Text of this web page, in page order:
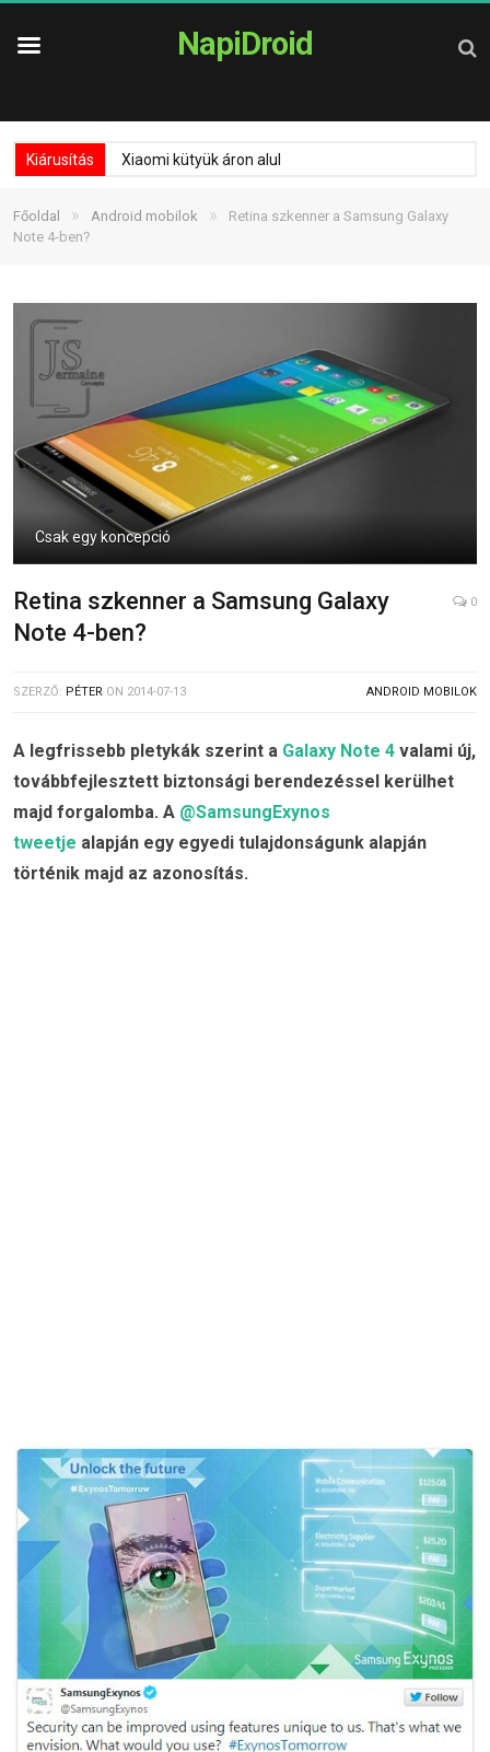
NapiDroid
Kiárusítás Xiaomi kütyük áron alul
Főoldal » Android mobilok »
Retina szkenner a Samsung Galaxy
Note 4-ben?
Csak egy koncepció
Retina szkenner a Samsung Galaxy
Note 4-ben?
0
SZERZŐ: PÉTER ON 2014-07-13 ANDROID MOBILOK
A legfrissebb pletykák szerint a Galaxy Note 4 valami új,
továbbfejlesztett biztonsági berendezéssel kerülhet
majd forgalomba. A @SamsungExynos
tweetje alapján egy egyedi tulajdonságunk alapján
történik majd az azonosítás.